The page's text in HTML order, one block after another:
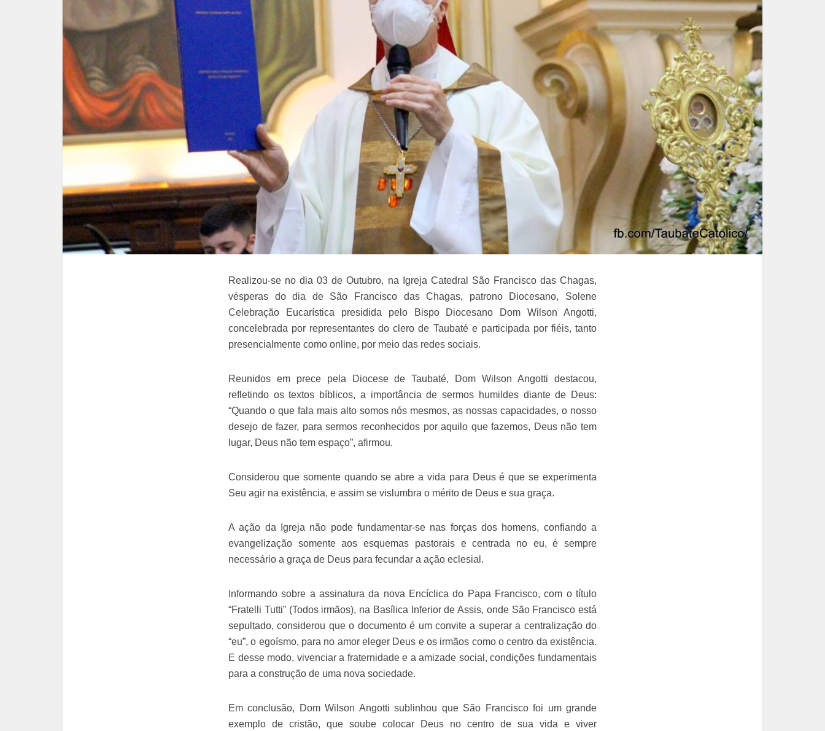
Realizou-se no dia 03 de Outubro, na Igreja Catedral São Francisco das Chagas,
vésperas do dia de São Francisco das Chagas, patrono Diocesano, Solene
Celebração Eucarística presidida pelo Bispo Diocesano Dom Wilson Angotti,
concelebrada por representantes do clero de Taubaté e participada por fiéis, tanto
presencialmente como online, por meio das redes sociais.
Reunidos em prece pela Diocese de Taubaté, Dom Wilson Angotti destacou,
refletindo os textos bíblicos, a importância de sermos humildes diante de Deus:
“Quando o que fala mais alto somos nós mesmos, as nossas capacidades, o nosso
desejo de fazer, para sermos reconhecidos por aquilo que fazemos, Deus não tem
lugar, Deus não tem espaço”, afirmou.
Considerou que somente quando se abre a vida para Deus é que se experimenta
Seu agir na existência, e assim se vislumbra o mérito de Deus e sua graça.
A ação da Igreja não pode fundamentar-se nas forças dos homens, confiando a
evangelização somente aos esquemas pastorais e centrada no eu, é sempre
necessário a graça de Deus para fecundar a ação eclesial.
Informando sobre a assinatura da nova Encíclica do Papa Francisco, com o título
“Fratelli Tutti” (Todos irmãos), na Basílica Inferior de Assis, onde São Francisco está
sepultado, considerou que o documento é um convite a superar a centralização do
“eu”, o egoísmo, para no amor eleger Deus e os irmãos como o centro da existência.
E desse modo, vivenciar a fraternidade e a amizade social, condições fundamentais
para a construção de uma nova sociedade.
Em conclusão, Dom Wilson Angotti sublinhou que São Francisco foi um grande
exemplo de cristão, que soube colocar Deus no centro de sua vida e viver